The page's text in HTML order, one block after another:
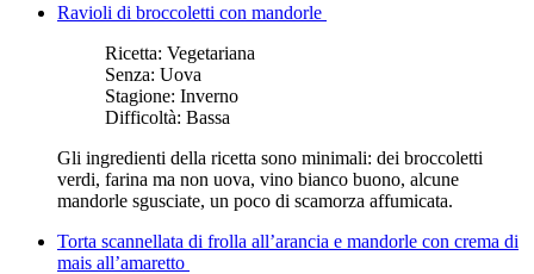
Ravioli di broccoletti con mandorle
Ricetta: Vegetariana
Senza: Uova
Stagione: Inverno
Difficoltà: Bassa
Gli ingredienti della ricetta sono minimali: dei broccoletti
verdi, farina ma non uova, vino bianco buono, alcune
mandorle sgusciate, un poco di scamorza affumicata.
Torta scannellata di frolla all’arancia e mandorle con crema di
mais all’amaretto